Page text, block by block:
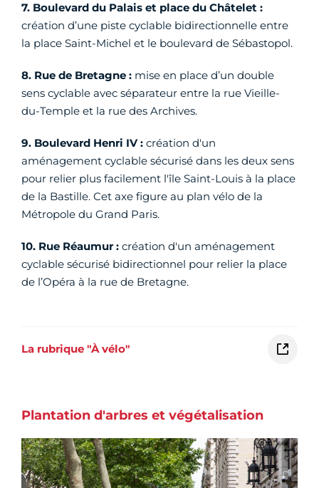
7. Boulevard du Palais et place du Châtelet :
création d’une piste cyclable bidirectionnelle entre
la place Saint-Michel et le boulevard de Sébastopol.
8. Rue de Bretagne : mise en place d’un double
sens cyclable avec séparateur entre la rue Vieille-
du-Temple et la rue des Archives.
9. Boulevard Henri IV : création d'un
aménagement cyclable sécurisé dans les deux sens
pour relier plus facilement l'île Saint-Louis à la place
de la Bastille. Cet axe figure au plan vélo de la
Métropole du Grand Paris.
10. Rue Réaumur : création d'un aménagement
cyclable sécurisé bidirectionnel pour relier la place
de l’Opéra à la rue de Bretagne.
La rubrique "À vélo"
Plantation d'arbres et végétalisation